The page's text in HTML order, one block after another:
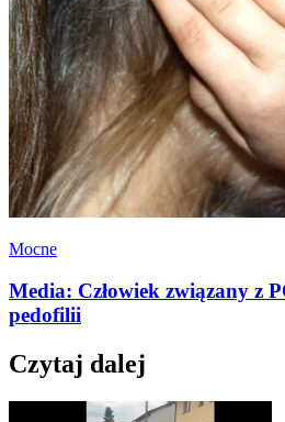
Mocne
Media: Człowiek związany z
pedofilii
Czytaj dalej